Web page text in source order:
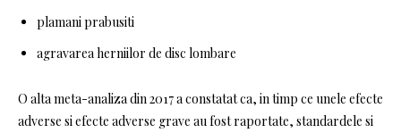
plamani prabusiti
agravarea herniilor de disc lombare
O alta meta-analiza din 2017 a constatat ca, in timp ce unele efecte
adverse si efecte adverse grave au fost raportate, standardele si